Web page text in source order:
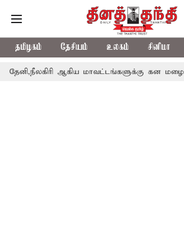
தமிழகம் தேசியம் உலகம் சினிமா
ஆகிய மாவட்டங்களுக்கு கன மழை